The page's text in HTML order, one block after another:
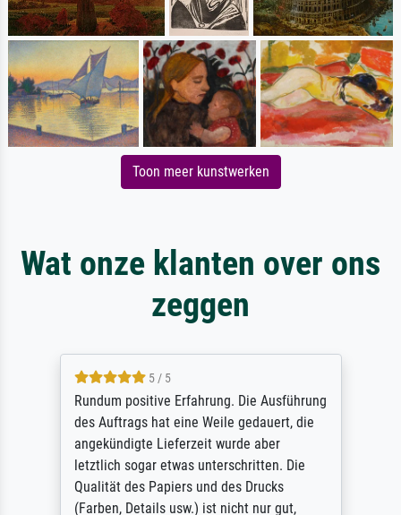
Toon meer kunstwerken
Wat onze klanten over ons
zeggen
5 / 5
Rundum positive Erfahrung. Die Ausführung
des Auftrags hat eine Weile gedauert, die
angekündigte Lieferzeit wurde aber
letztlich sogar etwas unterschritten. Die
Qualität des Papiers und des Drucks
(Farben, Details usw.) ist nicht nur gut,